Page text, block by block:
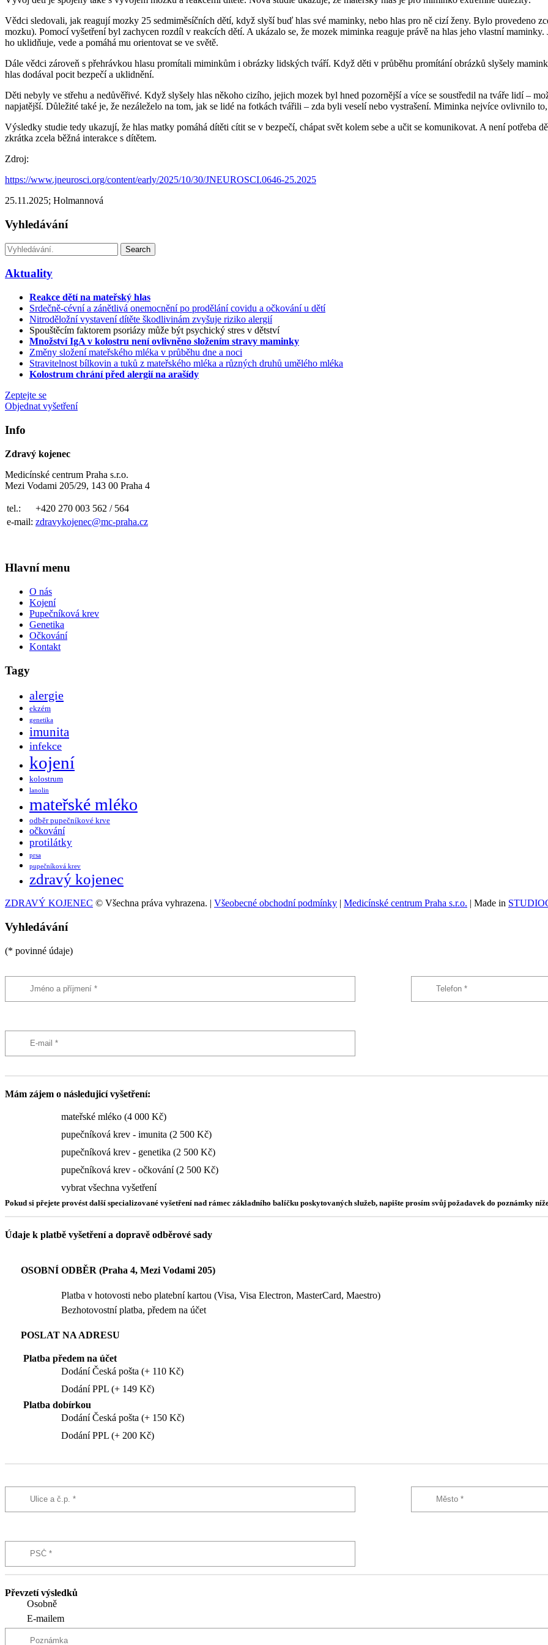
Vědci sledovali, jak reagují mozky 25 sedmiměsíčních dětí, když slyší buď hlas své maminky, nebo hlas pro ně cizí ženy. Bylo provedeno
mozku). Pomocí vyšetření byl zachycen rozdíl v reakcích dětí. A ukázalo se, že mozek miminka reaguje právě na hlas jeho vlastní
ho uklidňuje, vede a pomáhá mu orientovat se ve světě.
Dále vědci zároveň s přehrávkou hlasu promítali miminkům i obrázky lidských tváří. Když děti v průběhu promítání obrázků slyšely
hlas dodával pocit bezpečí a uklidnění.
Děti nebyly ve střehu a nedůvěřivé. Když slyšely hlas někoho cizího, jejich mozek byl hned pozornější a více se soustředil na tváře lidí –
napjatější. Důležité také je, že nezáleželo na tom, jak se lidé na fotkách tvářili – zda byli veselí nebo vystrašení. Miminka nejvíce ovlivnilo
Výsledky studie tedy ukazují, že hlas matky pomáhá dítěti cítit se v bezpečí, chápat svět kolem sebe a učit se komunikovat. A není
zkrátka zcela běžná interakce s dítětem.
Zdroj:
https://www.jneurosci.org/content/early/2025/10/30/JNEUROSCI.0646-25.2025
25.11.2025; Holmannová
Vyhledávání
Search
Aktuality
Reakce dětí na mateřský hlas
Srdečně-cévní a zánětlivá onemocnění po prodělání covidu a očkování u dětí
Nitroděložní vystavení dítěte škodlivinám zvyšuje riziko alergií
Spouštěcím faktorem psoriázy může být psychický stres v dětství
Množství IgA v kolostru není ovlivněno složením stravy maminky
Změny složení mateřského mléka v průběhu dne a noci
Stravitelnost bílkovin a tuků z mateřského mléka a různých druhů umělého mléka
Kolostrum chrání před alergií na arašídy
Zeptejte se
Objednat vyšetření
Info
Zdravý kojenec
Medicínské centrum Praha s.r.o.
Mezi Vodami 205/29, 143 00 Praha 4
tel.:
+420 270 003 562 / 564
e-mail: zdravykojenec@mc-praha.cz
Hlavní menu
O nás
Kojení
Pupečníková krev
Genetika
Očkování
Kontakt
Tagy
alergie
ekzém
genetika
imunita
infekce
kojení
kolostrum
lanolin
mateřské mléko
odběr pupečníkové krve
očkování
protilátky
prsa
pupečníková krev
zdravý kojenec
ZDRAVÝ KOJENEC © Všechna práva vyhrazena. | Všeobecné obchodní podmínky | Medicínské centrum Praha s.r.o. | Made in
Vyhledávání
(* povinné údaje)
Mám zájem o následujicí vyšetření:
mateřské mléko (4 000 Kč)
pupečníková krev - imunita (2 500 Kč)
pupečníková krev - genetika (2 500 Kč)
pupečníková krev - očkování (2 500 Kč)
vybrat všechna vyšetření
Pokud si přejete provést další specializované vyšetření nad rámec základního balíčku poskytovaných služeb, napište prosím svůj požadavek do poznámky
Údaje k platbě vyšetření a dopravě odběrové sady
OSOBNÍ ODBĚR (Praha 4, Mezi Vodami 205)
Platba v hotovosti nebo platební kartou (Visa, Visa Electron, MasterCard, Maestro)
Bezhotovostní platba, předem na účet
POSLAT NA ADRESU
Platba předem na účet
Dodání Česká pošta (+ 110 Kč)
Dodání PPL (+ 149 Kč)
Platba dobírkou
Dodání Česká pošta (+ 150 Kč)
Dodání PPL (+ 200 Kč)
Převzetí výsledků
Osobně
E-mailem